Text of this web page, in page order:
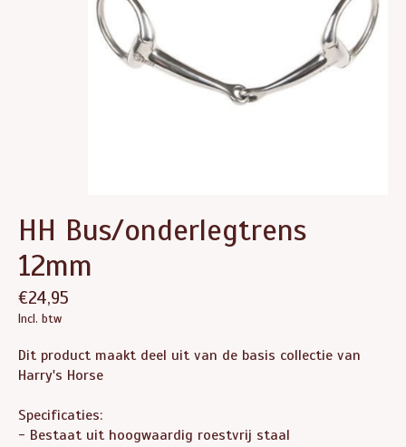
HH Bus/onderlegtrens
12mm
€24,95
Incl. btw
Dit product maakt deel uit van de basis collectie van
Harry's Horse
Specificaties:
- Bestaat uit hoogwaardig roestvrij staal